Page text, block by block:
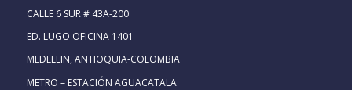
CALLE 6 SUR # 43A-200
ED. LUGO OFICINA 1401
MEDELLIN, ANTIOQUIA-COLOMBIA
METRO – ESTACIÓN AGUACATALA